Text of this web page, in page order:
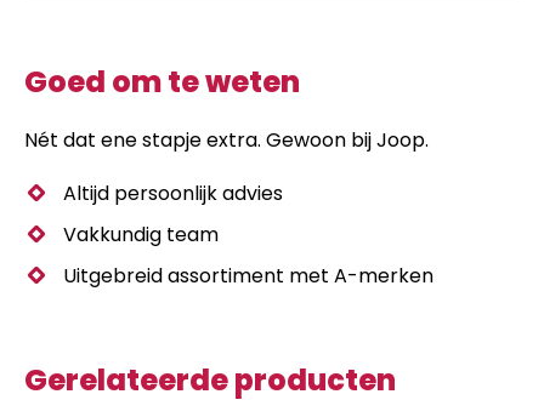
Goed om te weten
Nét dat ene stapje extra. Gewoon bij Joop.
Altijd persoonlijk advies
Vakkundig team
Uitgebreid assortiment met A-merken
Gerelateerde producten